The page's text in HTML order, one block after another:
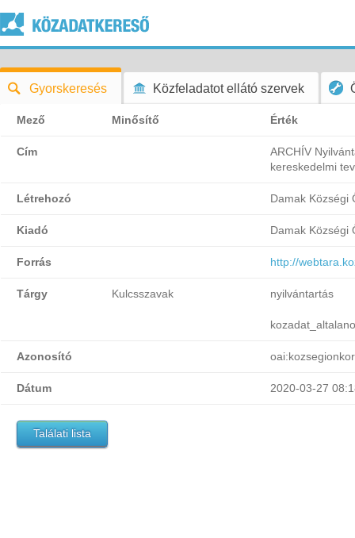
Gyorskeresés Közfeladatot ellátó szervek
Mező Minősítő Érték
Cím
ARCHÍV
kereskedelmi
Létrehozó Damak Községi
Kiadó Damak Községi
Forrás http://
Tárgy Kulcsszavak nyilvántartás
Azonosító
Dátum 2020-03-27
Találati lista